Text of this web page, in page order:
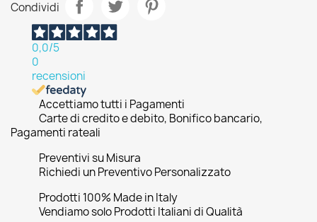
Condividi
0,0/5
0
recensioni
Accettiamo tutti i Pagamenti
Carte di credito e debito, Bonifico bancario,
Pagamenti rateali
Preventivi su Misura
Richiedi un Preventivo Personalizzato
Prodotti 100% Made in Italy
Vendiamo solo Prodotti Italiani di Qualità